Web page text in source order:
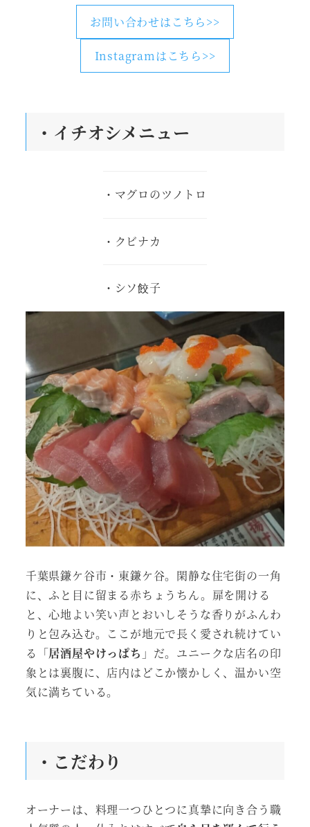
お問い合わせはこちら>>
Instagramはこちら>>
・ イチオシメニュー
・マグロのツノトロ
・クビナカ
・シソ餃子
千葉県鎌ケ谷市・東鎌ケ谷。閑静な住宅街の一角
に、ふと目に留まる赤ちょうちん。扉を開ける
と、心地よい笑い声とおいしそうな香りがふんわ
りと包み込む。ここが地元で長く愛され続けてい
る「居酒屋やけっぱち 」だ。ユニークな店名の印
象とは裏腹に、店内はどこか懐かしく、温かい空
気に満ちている。
・こだわり
オーナーは、料理一つひとつに真摯に向き合う職